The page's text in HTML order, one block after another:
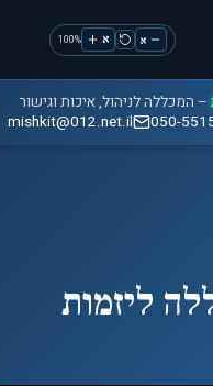
א א 100%
– המכללה לניהול, איכות וגישור
050-
mishkit@012.net.il
ליזמות